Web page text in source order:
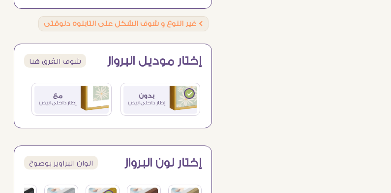
Ö غير النوع و شوف الشكل على التابلوه دلوقتى
إختار موديل البرواز شوف الفرق هنا
إختار لون البرواز الوان البراويز بوضوح